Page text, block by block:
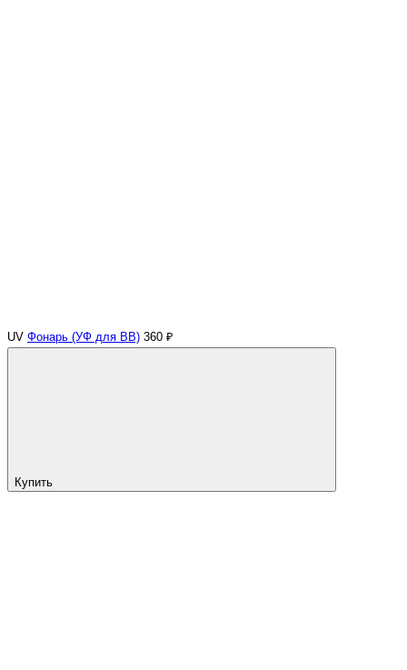
UV Фонарь (УФ для ВВ) 360 ₽
Купить